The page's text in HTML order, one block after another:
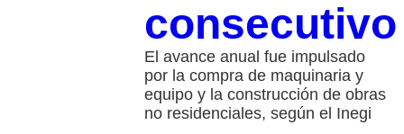
El avance anual fue impulsado
por la compra de maquinaria y
equipo y la construcción de obras
no residenciales, según el Inegi